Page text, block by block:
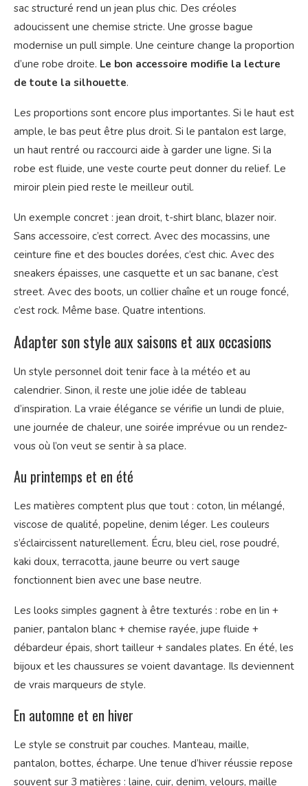
sac structuré rend un jean plus chic. Des créoles
adoucissent une chemise stricte. Une grosse bague
modernise un pull simple. Une ceinture change la proportion
d’une robe droite. Le bon accessoire modifie la lecture
de toute la silhouette.
Les proportions sont encore plus importantes. Si le haut est
ample, le bas peut être plus droit. Si le pantalon est large,
un haut rentré ou raccourci aide à garder une ligne. Si la
robe est fluide, une veste courte peut donner du relief. Le
miroir plein pied reste le meilleur outil.
Un exemple concret : jean droit, t-shirt blanc, blazer noir.
Sans accessoire, c’est correct. Avec des mocassins, une
ceinture fine et des boucles dorées, c’est chic. Avec des
sneakers épaisses, une casquette et un sac banane, c’est
street. Avec des boots, un collier chaîne et un rouge foncé,
c’est rock. Même base. Quatre intentions.
Adapter son style aux saisons et aux occasions
Un style personnel doit tenir face à la météo et au
calendrier. Sinon, il reste une jolie idée de tableau
d’inspiration. La vraie élégance se vérifie un lundi de pluie,
une journée de chaleur, une soirée imprévue ou un rendez-
vous où l’on veut se sentir à sa place.
Au printemps et en été
Les matières comptent plus que tout : coton, lin mélangé,
viscose de qualité, popeline, denim léger. Les couleurs
s’éclaircissent naturellement. Écru, bleu ciel, rose poudré,
kaki doux, terracotta, jaune beurre ou vert sauge
fonctionnent bien avec une base neutre.
Les looks simples gagnent à être texturés : robe en lin +
panier, pantalon blanc + chemise rayée, jupe fluide +
débardeur épais, short tailleur + sandales plates. En été, les
bijoux et les chaussures se voient davantage. Ils deviennent
de vrais marqueurs de style.
En automne et en hiver
Le style se construit par couches. Manteau, maille,
pantalon, bottes, écharpe. Une tenue d’hiver réussie repose
souvent sur 3 matières : laine, cuir, denim, velours, maille